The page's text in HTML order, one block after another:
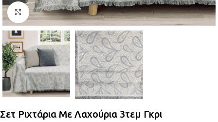
Κλικ για μεγέθυνση
Σετ Ριχτάρια Με Λαχούρια 3τεμ Γκρι